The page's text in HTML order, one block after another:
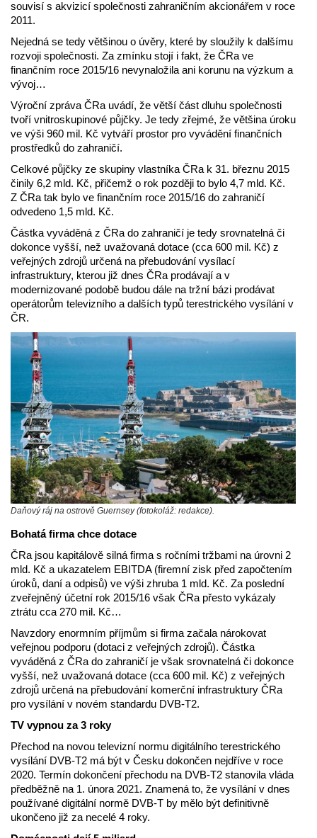
souvisí s akvizicí společnosti zahraničním akcionářem v roce
2011.
Nejedná se tedy většinou o úvěry, které by sloužily k dalšímu
rozvoji společnosti. Za zmínku stojí i fakt, že ČRa ve
finančním roce 2015/16 nevynaložila ani korunu na výzkum a
vývoj…
Výroční zpráva ČRa uvádí, že větší část dluhu společnosti
tvoří vnitroskupinové půjčky. Je tedy zřejmé, že většina úroku
ve výši 960 mil. Kč vytváří prostor pro vyvádění finančních
prostředků do zahraničí.
Celkové půjčky ze skupiny vlastníka ČRa k 31. březnu 2015
činily 6,2 mld. Kč, přičemž o rok později to bylo 4,7 mld. Kč.
Z ČRa tak bylo ve finančním roce 2015/16 do zahraničí
odvedeno 1,5 mld. Kč.
Částka vyváděná z ČRa do zahraničí je tedy srovnatelná či
dokonce vyšší, než uvažovaná dotace (cca 600 mil. Kč) z
veřejných zdrojů určená na přebudování vysílací
infrastruktury, kterou již dnes ČRa prodávají a v
modernizované podobě budou dále na tržní bázi prodávat
operátorům televizního a dalších typů terestrického vysílání v
ČR.
Daňový ráj na ostrově Guernsey (fotokoláž: redakce).
Bohatá firma chce dotace
ČRa jsou kapitálově silná firma s ročními tržbami na úrovni 2
mld. Kč a ukazatelem EBITDA (firemní zisk před započtením
úroků, daní a odpisů) ve výši zhruba 1 mld. Kč. Za poslední
zveřejněný účetní rok 2015/16 však ČRa přesto vykázaly
ztrátu cca 270 mil. Kč…
Navzdory enormním příjmům si firma začala nárokovat
veřejnou podporu (dotaci z veřejných zdrojů). Částka
vyváděná z ČRa do zahraničí je však srovnatelná či dokonce
vyšší, než uvažovaná dotace (cca 600 mil. Kč) z veřejných
zdrojů určená na přebudování komerční infrastruktury ČRa
pro vysílání v novém standardu DVB-T2.
TV vypnou za 3 roky
Přechod na novou televizní normu digitálního terestrického
vysílání DVB-T2 má být v Česku dokončen nejdříve v roce
2020. Termín dokončení přechodu na DVB-T2 stanovila vláda
předběžně na 1. února 2021. Znamená to, že vysílání v dnes
používané digitální normě DVB-T by mělo být definitivně
ukončeno již za necelé 4 roky.